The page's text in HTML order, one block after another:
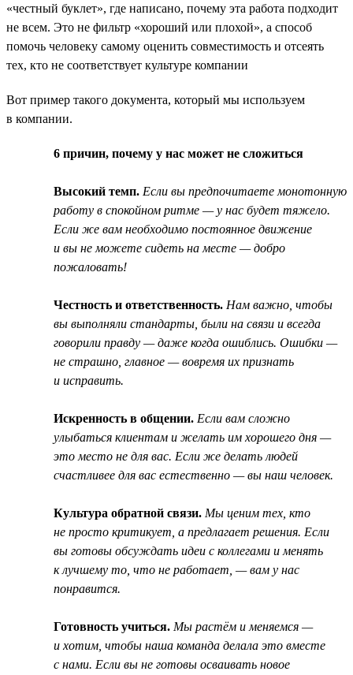
«честный буклет», где написано, почему эта работа подходит
не всем. Это не фильтр «хороший или плохой», а способ
помочь человеку самому оценить совместимость и отсеять
тех, кто не соответствует культуре компании
Вот пример такого документа, который мы используем
в компании.
6 причин, почему у нас может не сложиться
Высокий темп. Если вы предпочитаете монотонную
работу в спокойном ритме — у нас будет тяжело.
Если же вам необходимо постоянное движение
и вы не можете сидеть на месте — добро
пожаловать!
Честность и ответственность. Нам важно, чтобы
вы выполняли стандарты, были на связи и всегда
говорили правду — даже когда ошиблись. Ошибки —
не страшно, главное — вовремя их признать
и исправить.
Искренность в общении. Если вам сложно
улыбаться клиентам и желать им хорошего дня —
это место не для вас. Если же делать людей
счастливее для вас естественно — вы наш человек.
Культура обратной связи. Мы ценим тех, кто
не просто критикует, а предлагает решения. Если
вы готовы обсуждать идеи с коллегами и менять
к лучшему то, что не работает, — вам у нас
понравится.
Готовность учиться. Мы растём и меняемся —
и хотим, чтобы наша команда делала это вместе
с нами. Если вы не готовы осваивать новое